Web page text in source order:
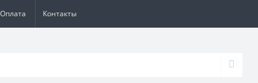
Оплата Контакты